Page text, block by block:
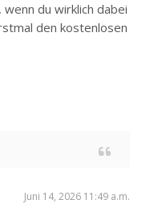
du wirklich dabei
den kostenlosen
Juni 14, 2026 11:49 a.m.